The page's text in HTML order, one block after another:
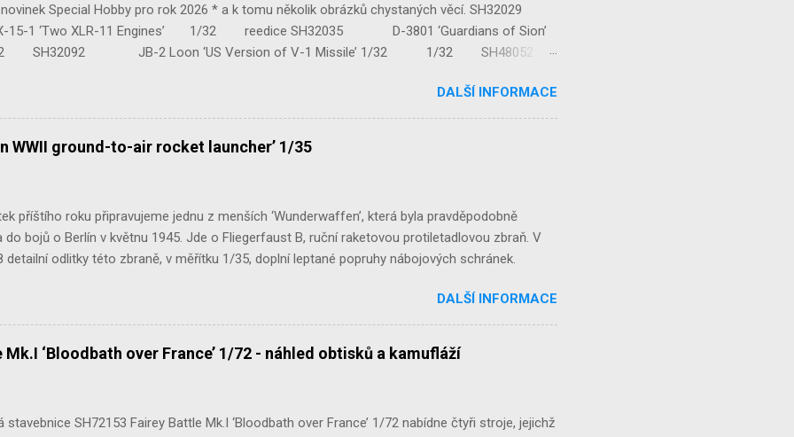
Special Hobby pro rok 2026 * a k tomu několik obrázků chystaných věcí. SH32029
‘Two XLR-11 Engines’ 1/32 reedice SH32035 D-3801 ‘Guardians of Sion’
JB-2 Loon ‘US Version of V-1 Missile’ 1/32 1/32 SH48052
DALŠÍ INFORMACE
WWII ground-to-air rocket launcher’ 1/35
příštího roku připravujeme jednu z menších ‘Wunderwaffen’, která byla pravděpodobně
do bojů o Berlín v květnu 1945. Jde o Fliegerfaust B, ruční raketovou protiletadlovou zbraň. V
detailní odlitky této zbraně, v měřítku 1/35, doplní leptané popruhy nábojových schránek.
DALŠÍ INFORMACE
‘Bloodbath over France’ 1/72 - náhled obtisků a kamufláží
stavebnice SH72153 Fairey Battle Mk.I ‘Bloodbath over France’ 1/72 nabídne čtyři stroje, jejichž